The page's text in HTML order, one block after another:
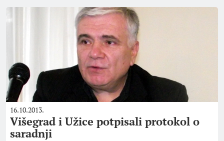
16.10.2013.
Višegrad i Užice potpisali protokol o
saradnji